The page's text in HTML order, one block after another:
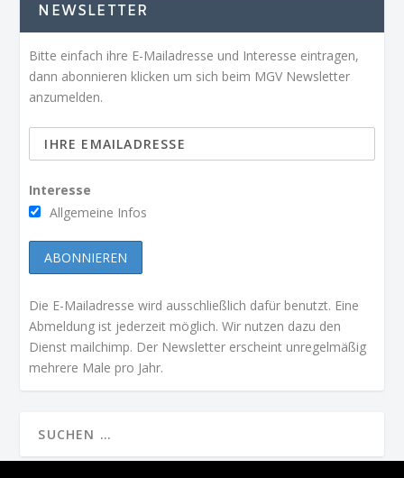
NEWSLETTER
Bitte einfach ihre E-Mailadresse und Interesse eintragen,
dann abonnieren klicken um sich beim MGV Newsletter
anzumelden.
Interesse
Allgemeine Infos
Die E-Mailadresse wird ausschließlich dafür benutzt. Eine
Abmeldung ist jederzeit möglich. Wir nutzen dazu den
Dienst mailchimp. Der Newsletter erscheint unregelmäßig
mehrere Male pro Jahr.